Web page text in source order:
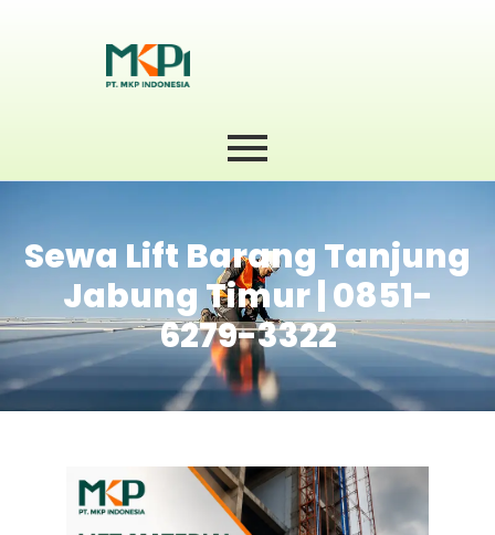
Sewa Lift Barang Tanjung
Jabung Timur | 0851-
6279-3322